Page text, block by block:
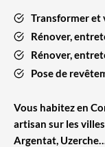
Transformer et
Rénover,
Rénover,
Pose de
Vous habitez en
artisan sur les
Argentat,